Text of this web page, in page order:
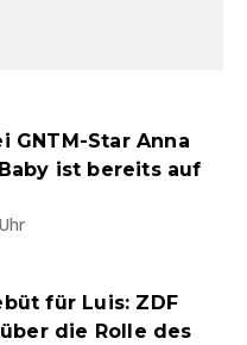
GNTM-Star Anna
ist bereits auf
für Luis: ZDF
die Rolle des